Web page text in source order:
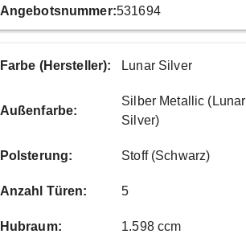
Angebotsnummer:531694
Farbe (Hersteller): Lunar Silver
Außenfarbe:
Silber Metallic (Lunar
Silver)
Polsterung: Stoff (Schwarz)
Anzahl Türen: 5
Hubraum: 1.598 ccm